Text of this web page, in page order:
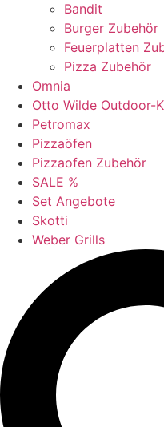
Bandit
Burger Zubehör
Feuerplatten
Pizza Zubehör
Omnia
Otto Wilde Outdoor-
Petromax
Pizzaöfen
Pizzaofen Zubehör
SALE %
Set Angebote
Skotti
Weber Grills